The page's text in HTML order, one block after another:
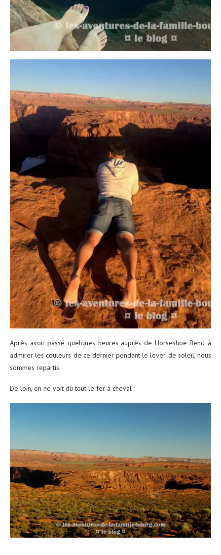
Après avoir passé quelques heures auprès de Horseshoe Bend à
admirer les couleurs de ce dernier pendant le lever de soleil, nous
sommes repartis.
De loin, on ne voit du tout le fer à cheval !